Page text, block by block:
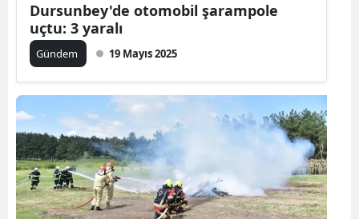
Dursunbey'de otomobil şarampole
uçtu: 3 yaralı
Gündem 19 Mayıs 2025